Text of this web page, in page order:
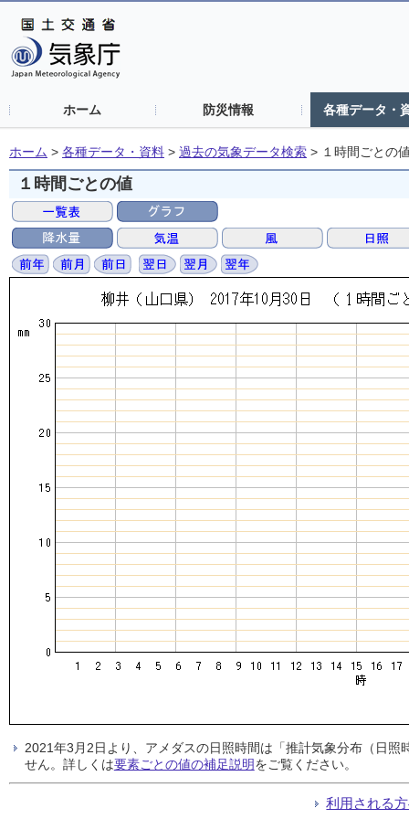
ホーム 防災情報 各種データ・
ホーム > 各種データ・資料 > 過去の気象データ検索 > １時間ごとの
１時間ごとの値
2021年3月2日より、アメダスの日照時間は「推計気象分布（日
せん。詳しくは要素ごとの値の補足説明をご覧ください。
利用される